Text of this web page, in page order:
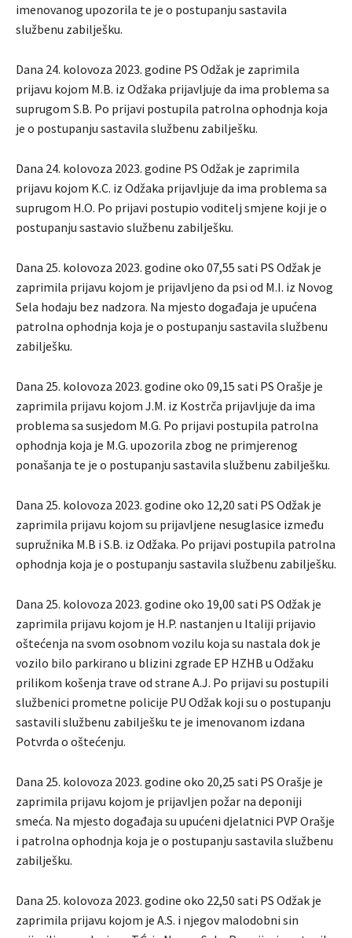
imenovanog upozorila te je o postupanju sastavila
službenu zabilješku.
Dana 24. kolovoza 2023. godine PS Odžak je zaprimila
prijavu kojom M.B. iz Odžaka prijavljuje da ima problema sa
suprugom S.B. Po prijavi postupila patrolna ophodnja koja
je o postupanju sastavila službenu zabilješku.
Dana 24. kolovoza 2023. godine PS Odžak je zaprimila
prijavu kojom K.C. iz Odžaka prijavljuje da ima problema sa
suprugom H.O. Po prijavi postupio voditelj smjene koji je o
postupanju sastavio službenu zabilješku.
Dana 25. kolovoza 2023. godine oko 07,55 sati PS Odžak je
zaprimila prijavu kojom je prijavljeno da psi od M.I. iz Novog
Sela hodaju bez nadzora. Na mjesto događaja je upućena
patrolna ophodnja koja je o postupanju sastavila službenu
zabilješku.
Dana 25. kolovoza 2023. godine oko 09,15 sati PS Orašje je
zaprimila prijavu kojom J.M. iz Kostrča prijavljuje da ima
problema sa susjedom M.G. Po prijavi postupila patrolna
ophodnja koja je M.G. upozorila zbog ne primjerenog
ponašanja te je o postupanju sastavila službenu zabilješku.
Dana 25. kolovoza 2023. godine oko 12,20 sati PS Odžak je
zaprimila prijavu kojom su prijavljene nesuglasice između
supružnika M.B i S.B. iz Odžaka. Po prijavi postupila patrolna
ophodnja koja je o postupanju sastavila službenu zabilješku.
Dana 25. kolovoza 2023. godine oko 19,00 sati PS Odžak je
zaprimila prijavu kojom je H.P. nastanjen u Italiji prijavio
oštećenja na svom osobnom vozilu koja su nastala dok je
vozilo bilo parkirano u blizini zgrade EP HZHB u Odžaku
prilikom košenja trave od strane A.J. Po prijavi su postupili
službenici prometne policije PU Odžak koji su o postupanju
sastavili službenu zabilješku te je imenovanom izdana
Potvrda o oštećenju.
Dana 25. kolovoza 2023. godine oko 20,25 sati PS Orašje je
zaprimila prijavu kojom je prijavljen požar na deponiji
smeća. Na mjesto događaja su upućeni djelatnici PVP Orašje
i patrolna ophodnja koja je o postupanju sastavila službenu
zabilješku.
Dana 25. kolovoza 2023. godine oko 22,50 sati PS Odžak je
zaprimila prijavu kojom je A.S. i njegov malodobni sin